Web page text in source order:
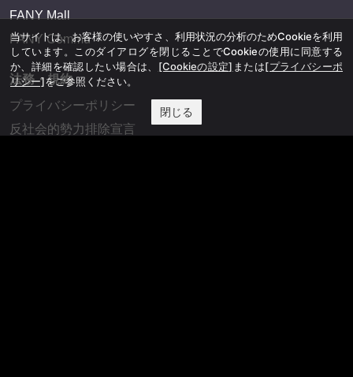
FANY Mall
FANY Commu
法務・規約
プライバシーポリシー
反社会的勢力排除宣言
当サイトは、お客様の使いやすさ、利用状況の分析のためCookieを利用
しています。このダイアログを閉じることでCookieの使用に同意する
か、詳細を確認したい場合は、 [Cookieの設定] または[プライバシーポ
リシー]をご参照ください。
閉じる